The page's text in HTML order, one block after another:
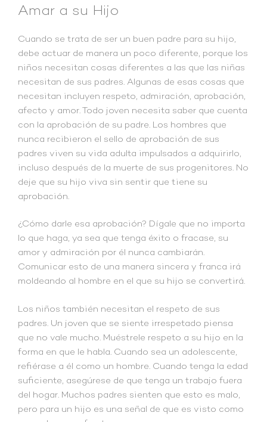
Amar a su Hijo
Cuando se trata de ser un buen padre para su hijo,
debe actuar de manera un poco diferente, porque los
niños necesitan cosas diferentes a las que las niñas
necesitan de sus padres. Algunas de esas cosas que
necesitan incluyen respeto, admiración, aprobación,
afecto y amor. Todo joven necesita saber que cuenta
con la aprobación de su padre. Los hombres que
nunca recibieron el sello de aprobación de sus
padres viven su vida adulta impulsados a adquirirlo,
incluso después de la muerte de sus progenitores. No
deje que su hijo viva sin sentir que tiene su
aprobación.
¿Cómo darle esa aprobación? Dígale que no importa
lo que haga, ya sea que tenga éxito o fracase, su
amor y admiración por él nunca cambiarán.
Comunicar esto de una manera sincera y franca irá
moldeando al hombre en el que su hijo se convertirá.
Los niños también necesitan el respeto de sus
padres. Un joven que se siente irrespetado piensa
que no vale mucho. Muéstrele respeto a su hijo en la
forma en que le habla. Cuando sea un adolescente,
refiérase a él como un hombre. Cuando tenga la edad
suficiente, asegúrese de que tenga un trabajo fuera
del hogar. Muchos padres sienten que esto es malo,
pero para un hijo es una señal de que es visto como